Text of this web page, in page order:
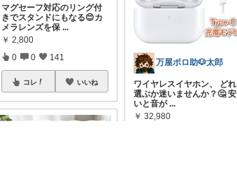
マグセーフ対応のリング付
きでスタンドにもなる😊カ
メラレンズを保 ...
￥ 2,800
0 0 141
コレ いいね
万屋ポロ助🐶太郎
ワイヤレスイヤホン、 どれ
選ぶか迷いませんか？🤔 安
いと音が ...
￥ 32,980